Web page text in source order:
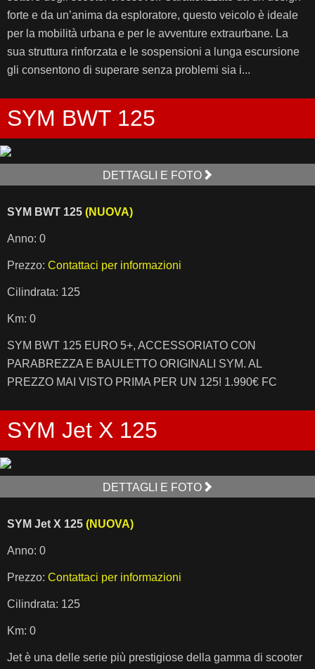
forte e da un’anima da esploratore, questo veicolo è ideale
per la mobilità urbana e per le avventure extraurbane. La
sua struttura rinforzata e le sospensioni a lunga escursione
gli consentono di superare senza problemi sia i...
SYM BWT 125
DETTAGLI E FOTO
SYM BWT 125 (NUOVA)
Anno: 0
Prezzo: Contattaci per informazioni
Cilindrata: 125
Km: 0
SYM BWT 125 EURO 5+, ACCESSORIATO CON
PARABREZZA E BAULETTO ORIGINALI SYM. AL
PREZZO MAI VISTO PRIMA PER UN 125! 1.990€ FC
SYM Jet X 125
DETTAGLI E FOTO
SYM Jet X 125 (NUOVA)
Anno: 0
Prezzo: Contattaci per informazioni
Cilindrata: 125
Km: 0
Jet è una delle serie più prestigiose della gamma di scooter